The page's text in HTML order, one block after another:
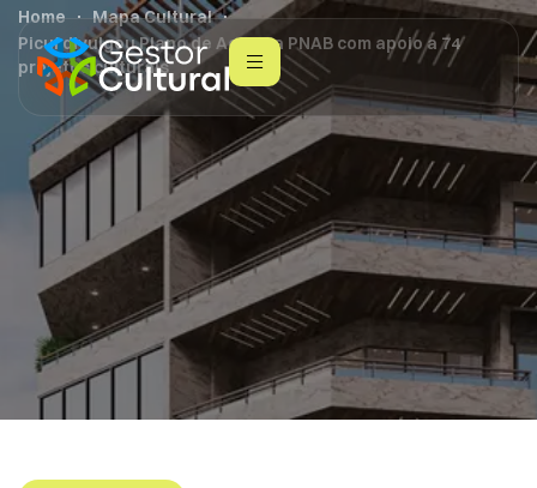
Home
Mapa Cultural
Picuí divulgou Plano de Ação da PNAB com apoio a 74
projetos culturais